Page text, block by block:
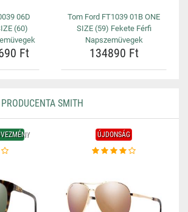
06D
(60)
Ft
Tom Ford FT1039 01B ONE
SIZE (59) Fekete Férfi
Napszemüvegek
134890 Ft
SMITH
ÚJDONSÁG